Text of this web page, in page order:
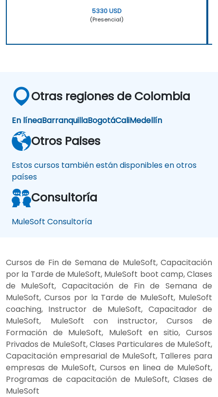
5330 USD
(Presencial)
Otras regiones de Colombia
En líneaBarranquillaBogotáCaliMedellín
Otros Paises
Estos cursos también están disponibles en otros
países
Consultoría
MuleSoft Consultoría
Cursos de Fin de Semana de MuleSoft, Capacitación
por la Tarde de MuleSoft, MuleSoft boot camp, Clases
de MuleSoft, Capacitación de Fin de Semana de
MuleSoft, Cursos por la Tarde de MuleSoft, MuleSoft
coaching, Instructor de MuleSoft, Capacitador de
MuleSoft, MuleSoft con instructor, Cursos de
Formación de MuleSoft, MuleSoft en sitio, Cursos
Privados de MuleSoft, Clases Particulares de MuleSoft,
Capacitación empresarial de MuleSoft, Talleres para
empresas de MuleSoft, Cursos en linea de MuleSoft,
Programas de capacitación de MuleSoft, Clases de
MuleSoft